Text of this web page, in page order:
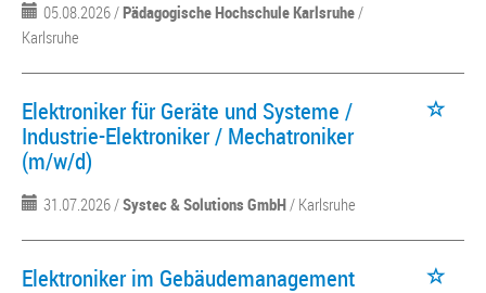
05.08.2026 /Pädagogische Hochschule Karlsruhe/
Karlsruhe
Elektroniker für Geräte und Systeme /
Industrie-Elektroniker / Mechatroniker
(m/w/d)
31.07.2026 /Systec & Solutions GmbH/ Karlsruhe
Elektroniker im Gebäudemanagement